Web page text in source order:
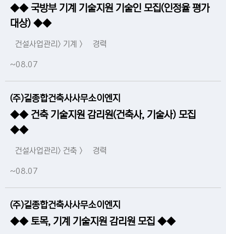
◆◆ 국방부 기계 기술지원 기술인 모집(인정율 평가
대상) ◆◆
건설사업관리> 기계 > 경력
~08.07
(주)길종합건축사사무소이엔지
◆◆ 건축 기술지원 감리원(건축사, 기술사) 모집
◆◆
건설사업관리> 건축 > 경력
~08.07
(주)길종합건축사사무소이엔지
◆◆ 토목, 기계 기술지원 감리원 모집 ◆◆